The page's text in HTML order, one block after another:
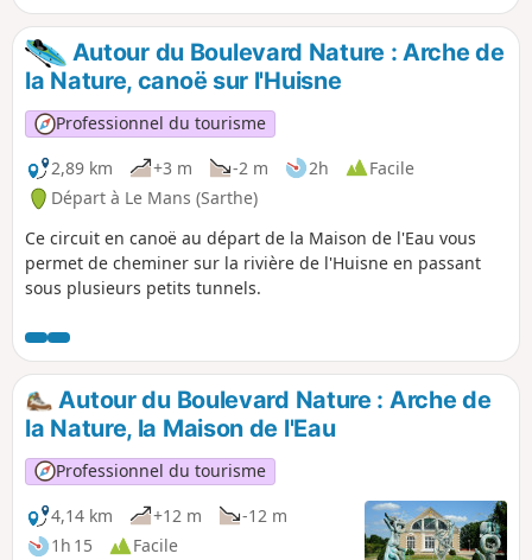
différentes œuvres exposées qui sont
renouvelées tout au long de l'année.
Autour du Boulevard Nature : Arche de
la Nature, canoë sur l'Huisne
Professionnel du tourisme
2,89 km
+3 m -2 m 2h
Facile
Départ à Le Mans (Sarthe)
Ce circuit en canoë au départ de la Maison de l'Eau vous
permet de cheminer sur la rivière de l'Huisne en passant
sous plusieurs petits tunnels.
Autour du Boulevard Nature : Arche de
la Nature, la Maison de l'Eau
Professionnel du tourisme
4,14 km
+12 m
-12 m
1h 15
Facile